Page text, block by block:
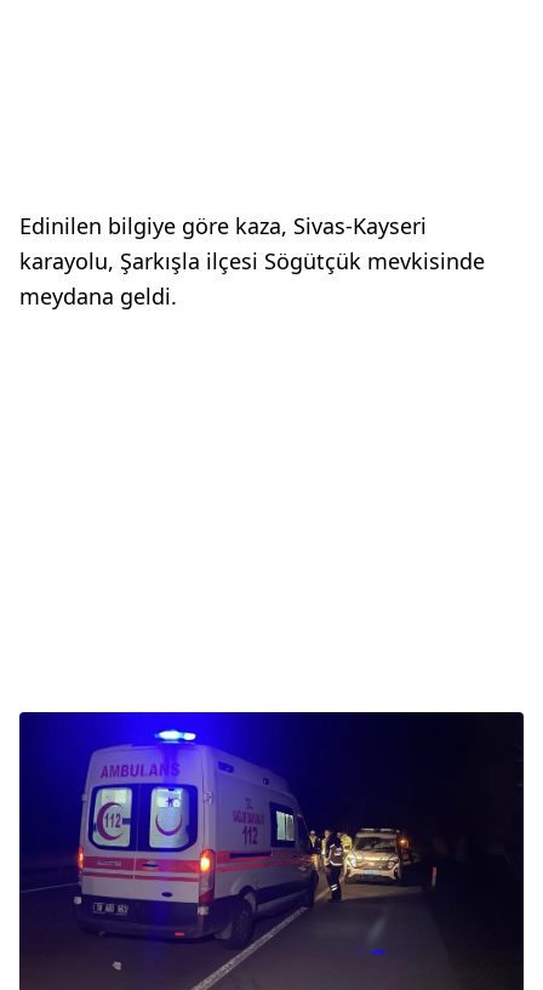
Edinilen bilgiye göre kaza, Sivas-Kayseri
karayolu, Şarkışla ilçesi Sögütçük mevkisinde
meydana geldi.